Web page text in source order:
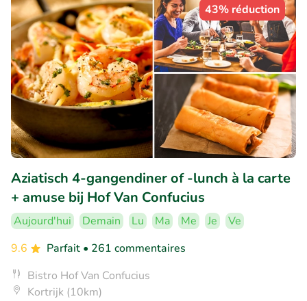
43% réduction
Aziatisch 4-gangendiner of -lunch à la carte
+ amuse bij Hof Van Confucius
Aujourd'hui Demain Lu Ma Me Je
Ve
9.6
Parfait • 261 commentaires
Bistro Hof Van Confucius
Kortrijk (10km)